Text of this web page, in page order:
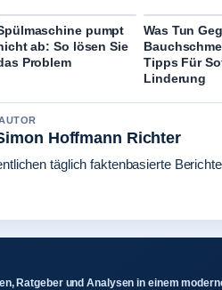
pumpt
ab: So lösen Sie
Problem
Was Tun
Tipps Für
Linderung
Hoffmann Richter
täglich faktenbasierte
Ratgeber und Analysen in einem